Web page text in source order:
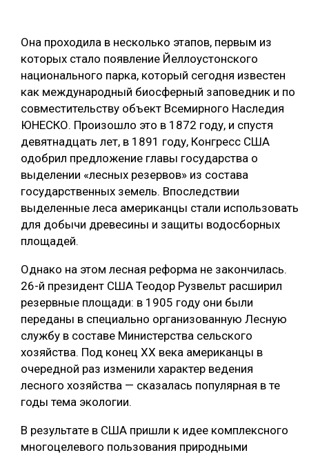
Она проходила в несколько этапов, первым из
которых стало появление Йеллоустонского
национального парка, который сегодня известен
как международный биосферный заповедник и по
совместительству объект Всемирного Наследия
ЮНЕСКО. Произошло это в 1872 году, и спустя
девятнадцать лет, в 1891 году, Конгресс США
одобрил предложение главы государства о
выделении «лесных резервов» из состава
государственных земель. Впоследствии
выделенные леса американцы стали использовать
для добычи древесины и защиты водосборных
площадей.
Однако на этом лесная реформа не закончилась.
26-й президент США Теодор Рузвельт расширил
резервные площади: в 1905 году они были
переданы в специально организованную Лесную
службу в составе Министерства сельского
хозяйства. Под конец XX века американцы в
очередной раз изменили характер ведения
лесного хозяйства — сказалась популярная в те
годы тема экологии.
В результате в США пришли к идее комплексного
многоцелевого пользования природными